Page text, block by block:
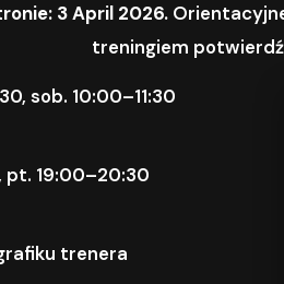
3 April 2026.
treningiem
sob. 10:00–11:30
pt. 19:00–20:30
trenera